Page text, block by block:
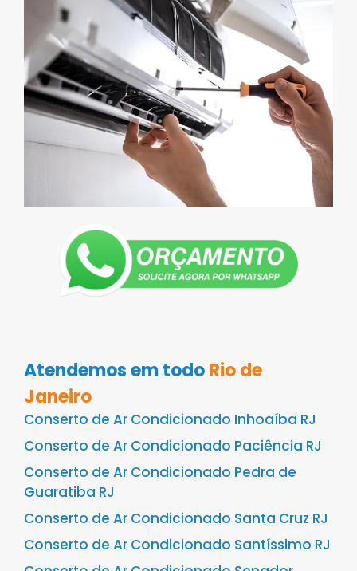
Atendemos em todoRio de
Janeiro
Conserto de Ar Condicionado Inhoaíba RJ
Conserto de Ar Condicionado Paciência RJ
Conserto de Ar Condicionado Pedra de
Guaratiba RJ
Conserto de Ar Condicionado Santa Cruz RJ
Conserto de Ar Condicionado Santíssimo RJ